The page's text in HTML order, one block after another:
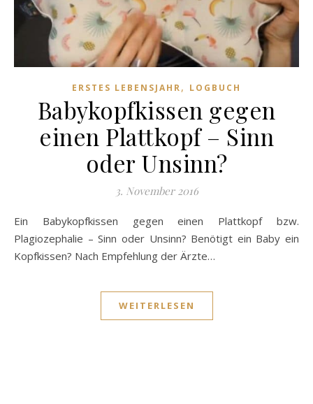
ERSTES LEBENSJAHR, LOGBUCH
Babykopfkissen gegen
einen Plattkopf – Sinn
oder Unsinn?
3. November 2016
Ein Babykopfkissen gegen einen Plattkopf bzw.
Plagiozephalie – Sinn oder Unsinn? Benötigt ein Baby ein
Kopfkissen? Nach Empfehlung der Ärzte…
WEITERLESEN